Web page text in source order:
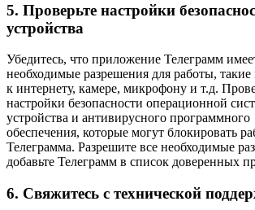
5. Проверьте настройки
устройства
Убедитесь, что приложение Телеграмм
необходимые разрешения для работы, такие
к интернету, камере, микрофону и т.д.
настройки безопасности операционной
устройства и антивирусного программного
обеспечения, которые могут блокировать
Телеграмма. Разрешите все необходимые
добавьте Телеграмм в список доверенных
6. Свяжитесь с технической